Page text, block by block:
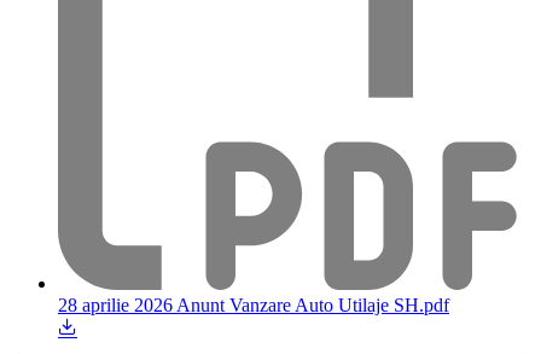
28 aprilie 2026 Anunt Vanzare Auto Utilaje SH.pdf